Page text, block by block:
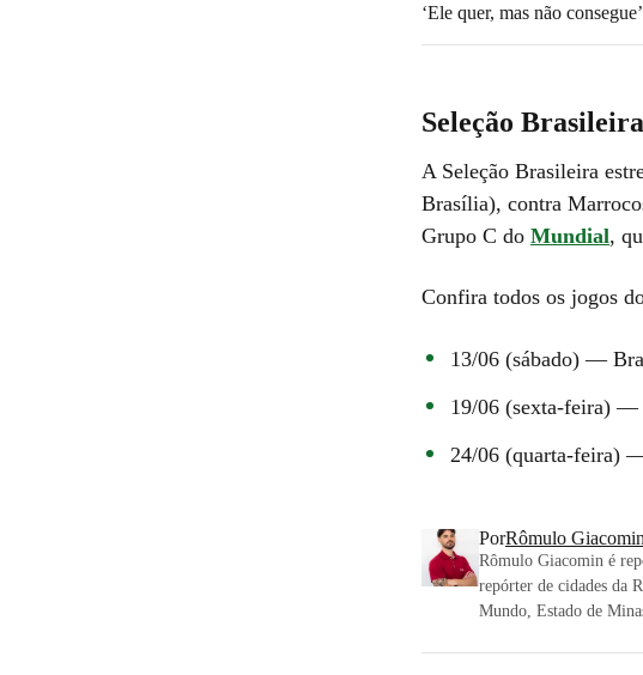
‘Ele quer, mas não consegue’
Seleção
A Seleção Brasileira
Brasília), contra
Grupo C do Mundial,
Confira todos os jogos
13/06 (sábado) —
19/06 (sexta-feira)
24/06 (quarta-
PorRômulo Giacomin
Rômulo Giacomin é
repórter de cidades da
Mundo, Estado de